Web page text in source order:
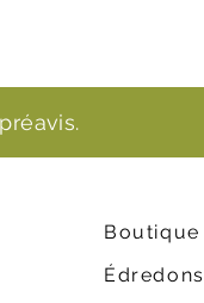
Boutique
Édredons